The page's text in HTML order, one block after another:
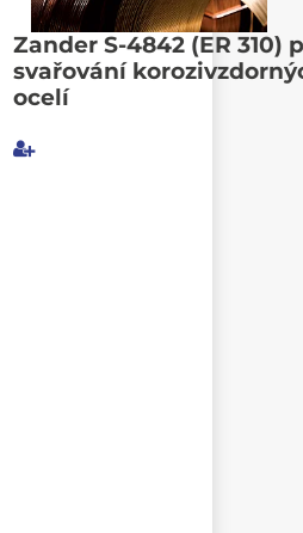
Zander S-4842 (ER 310)
svařování
ocelí
Poslat známému